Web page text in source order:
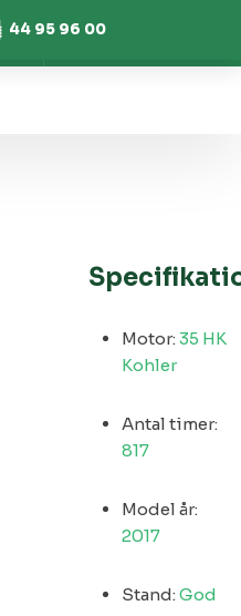
44 95 96 00
Motor:35 HK
Kohler
Antal timer:
817
Model år:
2017
Stand:God